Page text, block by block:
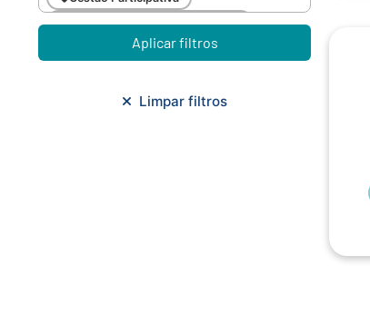
Inovação e Gestão da Mudança
Inteligência Emocional
Meio Ambiente e Sustentabilidade
Aplicar filtros
Limpar filtros